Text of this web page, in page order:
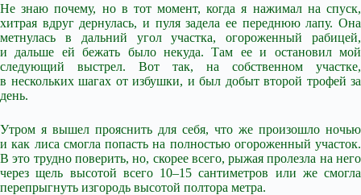
Не знаю почему, но в тот момент, когда я нажимал на спуск,
хитрая вдруг дернулась, и пуля задела ее переднюю лапу. Она
метнулась в дальний угол участка, огороженный рабицей,
и дальше ей бежать было некуда. Там ее и остановил мой
следующий выстрел. Вот так, на собственном участке,
в нескольких шагах от избушки, и был добыт второй трофей за
день.
Утром я вышел прояснить для себя, что же произошло ночью
и как лиса смогла попасть на полностью огороженный участок.
В это трудно поверить, но, скорее всего, рыжая пролезла на него
через щель высотой всего 10–15 сантиметров или же смогла
перепрыгнуть изгородь высотой полтора метра.